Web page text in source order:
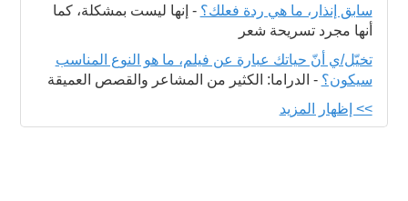
سابق إنذار، ما هي ردة فعلك؟ - إنها ليست بمشكلة، كما
أنها مجرد تسريحة شعر
تخيّل/ي أنّ حياتك عبارة عن فيلم، ما هو النوع المناسب
سيكون؟ - الدراما: الكثير من المشاعر والقصص العميقة
>> إظهار المزيد